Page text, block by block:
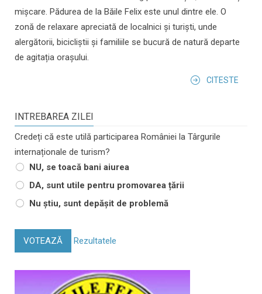
mișcare. Pădurea de la Băile Felix este unul dintre ele. O
zonă de relaxare apreciată de localnici și turiști, unde
alergătorii, bicicliștii și familiile se bucură de natură departe
de agitația orașului.
CITESTE
INTREBAREA ZILEI
Credeți că este utilă participarea României la Târgurile
internaționale de turism?
NU, se toacă bani aiurea
DA, sunt utile pentru promovarea țării
Nu știu, sunt depășit de problemă
VOTEAZĂ Rezultatele